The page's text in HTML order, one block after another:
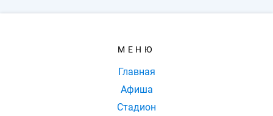
МЕНЮ
Главная
Афиша
Стадион